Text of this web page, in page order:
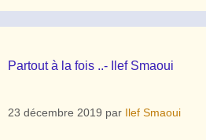
Partout à la fois ..- Ilef Smaoui
23 décembre 2019 par Ilef Smaoui